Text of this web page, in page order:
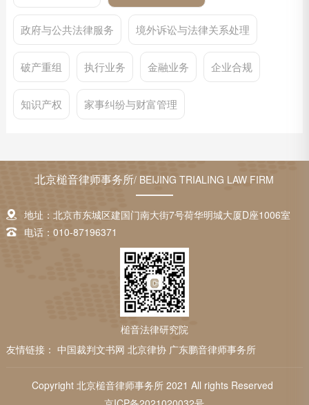
政府与公共法律服务 境外诉讼与法律关系处理
破产重组 执行业务 金融业务 企业合规
知识产权 家事纠纷与财富管理
北京槌音律师事务所/ BEIJING TRIALING LAW FIRM
地址：北京市东城区建国门南大街7号荷华明城大厦D座1006室
电话：010-87196371
槌音法律研究院
友情链接： 中国裁判文书网 北京律协 广东鹏音律师事务所
Copyright 北京槌音律师事务所 2021 All rights Reserved